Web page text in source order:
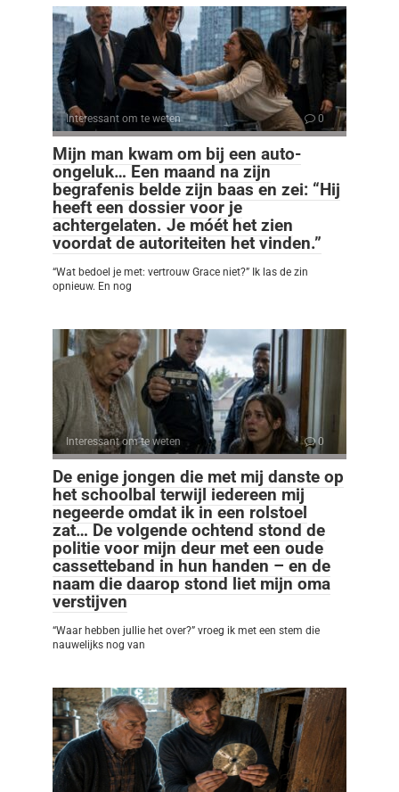
Interessant om te weten 0
Mijn man kwam om bij een auto-
ongeluk… Een maand na zijn
begrafenis belde zijn baas en zei: “Hij
heeft een dossier voor je
achtergelaten. Je móét het zien
voordat de autoriteiten het vinden.”
“Wat bedoel je met: vertrouw Grace niet?” Ik las de zin
opnieuw. En nog
Interessant om te weten 0
De enige jongen die met mij danste op
het schoolbal terwijl iedereen mij
negeerde omdat ik in een rolstoel
zat… De volgende ochtend stond de
politie voor mijn deur met een oude
cassetteband in hun handen – en de
naam die daarop stond liet mijn oma
verstijven
“Waar hebben jullie het over?” vroeg ik met een stem die
nauwelijks nog van